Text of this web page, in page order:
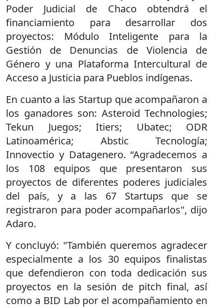
Poder Judicial de Chaco obtendrá el
financiamiento para desarrollar dos
proyectos: Módulo Inteligente para la
Gestión de Denuncias de Violencia de
Género y una Plataforma Intercultural de
Acceso a Justicia para Pueblos indígenas.
En cuanto a las Startup que acompañaron a
los ganadores son: Asteroid Technologies;
Tekun Juegos; Itiers; Ubatec; ODR
Latinoamérica; Abstic Tecnología;
Innovectio y Datagenero. “Agradecemos a
los 108 equipos que presentaron sus
proyectos de diferentes poderes judiciales
del país, y a las 67 Startups que se
registraron para poder acompañarlos", dijo
Adaro.
Y concluyó: "También queremos agradecer
especialmente a los 30 equipos finalistas
que defendieron con toda dedicación sus
proyectos en la sesión de pitch final, así
como a BID Lab por el acompañamiento en